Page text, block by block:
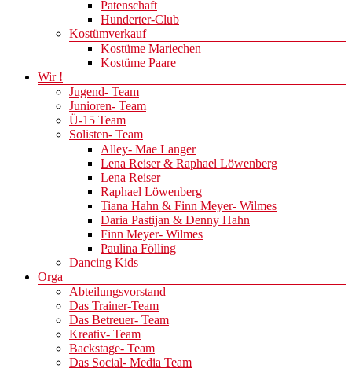
Patenschaft
Hunderter-Club
Kostümverkauf
Kostüme Mariechen
Kostüme Paare
Wir !
Jugend- Team
Junioren- Team
Ü-15 Team
Solisten- Team
Alley- Mae Langer
Lena Reiser & Raphael Löwenberg
Lena Reiser
Raphael Löwenberg
Tiana Hahn & Finn Meyer- Wilmes
Daria Pastijan & Denny Hahn
Finn Meyer- Wilmes
Paulina Fölling
Dancing Kids
Orga
Abteilungsvorstand
Das Trainer-Team
Das Betreuer- Team
Kreativ- Team
Backstage- Team
Das Social- Media Team